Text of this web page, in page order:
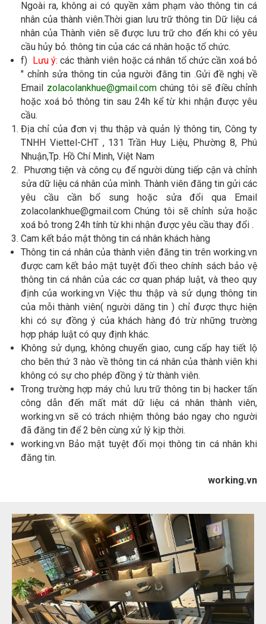
Ngoài ra, không ai có quyền xâm phạm vào thông tin cá
nhân của thành viên.Thời gian lưu trữ thông tin Dữ liệu cá
nhân của Thành viên sẽ được lưu trữ cho đến khi có yêu
cầu hủy bỏ. thông tin của các cá nhân hoặc tổ chức.
f) Lưu ý:các thành viên hoặc cá nhân tổ chức cần xoá bỏ
" chỉnh sửa thông tin của người đăng tin .Gửi đề nghị về
Email zolacolankhue@gmail.comchúng tôi sẽ điều chỉnh
hoặc xoá bỏ thông tin sau 24h kể từ khi nhận được yêu
cầu.
Địa chỉ của đơn vị thu thập và quản lý thông tin, Công ty
TNHH Viettel-CHT , 131 Trần Huy Liệu, Phường 8, Phú
Nhuận,Tp. Hồ Chí Minh, Việt Nam
Phương tiện và công cụ để người dùng tiếp cận và chỉnh
sửa dữ liệu cá nhân của mình. Thành viên đăng tin gửi các
yêu cầu cần bổ sung hoặc sửa đổi qua Email
zolacolankhue@gmail.com Chúng tôi sẽ chỉnh sửa hoặc
xoá bỏ trong 24h tính từ khi nhận được yêu cầu thay đổi .
Cam kết bảo mật thông tin cá nhân khách hàng
Thông tin cá nhân của thành viên đăng tin trên working.vn
được cam kết bảo mật tuyệt đối theo chính sách bảo vệ
thông tin cá nhân của các cơ quan pháp luật, và theo quy
định của working.vn Việc thu thập và sử dụng thông tin
của mỗi thành viên( người dăng tin ) chỉ được thực hiện
khi có sự đồng ý của khách hàng đó trừ những trường
hợp pháp luật có quy định khác.
Không sử dụng, không chuyển giao, cung cấp hay tiết lộ
cho bên thứ 3 nào về thông tin cá nhân của thành viên khi
không có sự cho phép đồng ý từ thành viên.
Trong trường hợp máy chủ lưu trữ thông tin bị hacker tấn
công dẫn đến mất mát dữ liệu cá nhân thành viên,
working.vn sẽ có trách nhiệm thông báo ngay cho người
đã đăng tin để 2 bên cùng xử lý kịp thời.
working.vn Bảo mật tuyệt đối mọi thông tin cá nhân khi
đăng tin.
working.vn